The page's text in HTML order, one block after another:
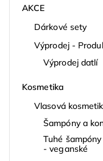
AKCE
Dárkové sety
Výprodej -
Výprodej datlí
Kosmetika
Vlasová
Šampóny a
Tuhé
- veganské